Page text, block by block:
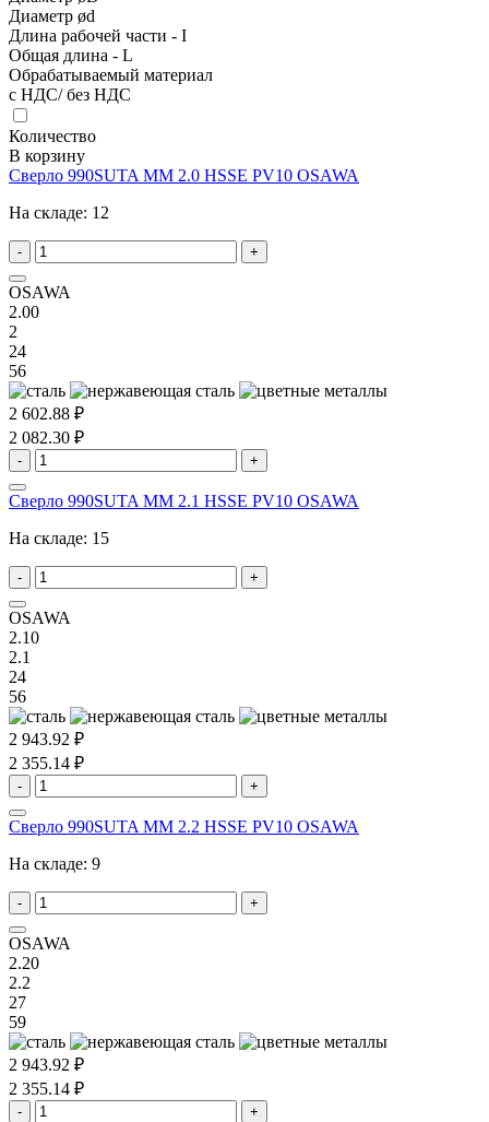
Диаметр ød
Длина рабочей части - I
Общая длина - L
Обрабатываемый материал
с НДС/ без НДС
Количество
В корзину
Сверло 990SUTA MM 2.0 HSSE PV10 OSAWA
На складе: 12
- +
OSAWA
2.00
2
24
56
2 602.88 ₽
2 082.30 ₽
- +
Сверло 990SUTA MM 2.1 HSSE PV10 OSAWA
На складе: 15
- +
OSAWA
2.10
2.1
24
56
2 943.92 ₽
2 355.14 ₽
- +
Сверло 990SUTA MM 2.2 HSSE PV10 OSAWA
На складе: 9
- +
OSAWA
2.20
2.2
27
59
2 943.92 ₽
2 355.14 ₽
- +